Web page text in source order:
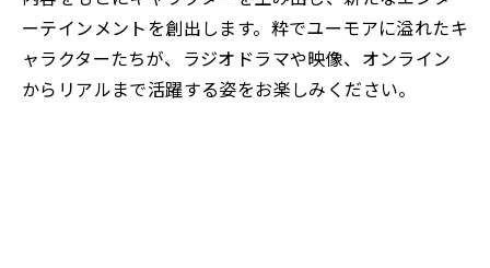
ーテインメントを創出します。粋でユーモアに溢れたキ
ャラクターたちが、ラジオドラマや映像、オンライン
からリアルまで活躍する姿をお楽しみください。